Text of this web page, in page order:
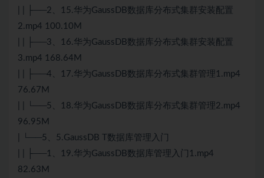
| | ├──2、15.华为GaussDB数据库分布式集群安装配置
2.mp4 100.10M
| | ├──3、16.华为GaussDB数据库分布式集群安装配置
3.mp4 168.64M
| | ├──4、17.华为GaussDB数据库分布式集群管理1.mp4
76.67M
| | └──5、18.华为GaussDB数据库分布式集群管理2.mp4
96.95M
| └──5、5.GaussDB T数据库管理入门
| | ├──1、19.华为GaussDB数据库管理入门1.mp4
82.63M